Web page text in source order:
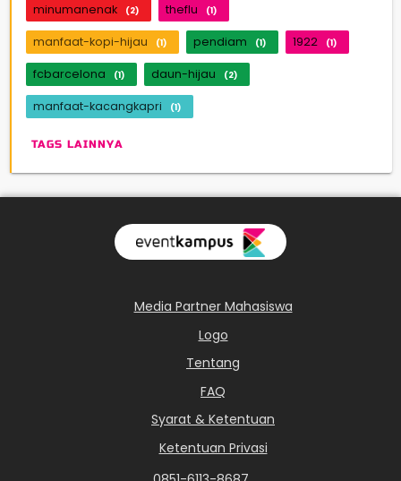
minumanenak (2) theflu (1)
manfaat-kopi-hijau (1) pendiam (1) 1922 (1)
fcbarcelona (1) daun-hijau (2)
manfaat-kacangkapri (1)
TAGS LAINNYA
Media Partner Mahasiswa
Logo
Tentang
FAQ
Syarat & Ketentuan
Ketentuan Privasi